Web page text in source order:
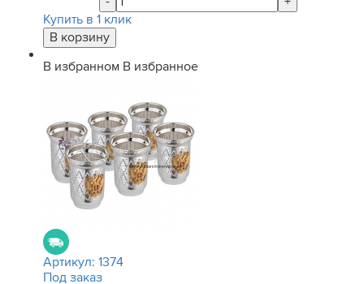
Купить в 1 клик
В избранном В избранное
Артикул: 1374
Под заказ